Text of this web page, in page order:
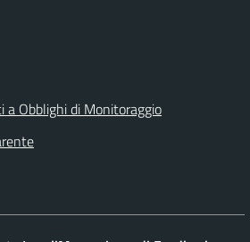
a Obblighi di Monitoraggio